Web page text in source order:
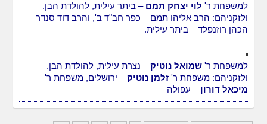
למשפחת ר' לוי יצחק תמם– ביתר עילית, להולדת הבן.
ולזקניהם: הרב אליהו תמם – כפר חב"ד ב', והרב דוד סנדר
הכהן רוזנפלד – ביתר עילית.
למשפחת ר'שמואל נוטיק– נצרת עילית, להולדת הבן.
ולזקניהם: משפחת ר'זלמן נוטיק– ירושלים, משפחת ר'
מיכאל דורון – עפולה